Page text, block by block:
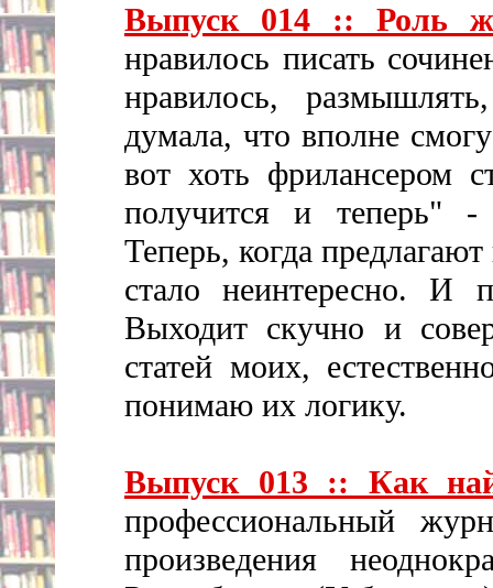
Выпуск 014 :: Роль
нравилось писать
нравилось,
думала, что вполне
вот хоть фрилансером
получится и теперь"
Теперь, когда
стало неинтересно. И
Выходит скучно и
статей моих,
понимаю их логику.
Выпуск 013 :: Как
профессиональный
произведения